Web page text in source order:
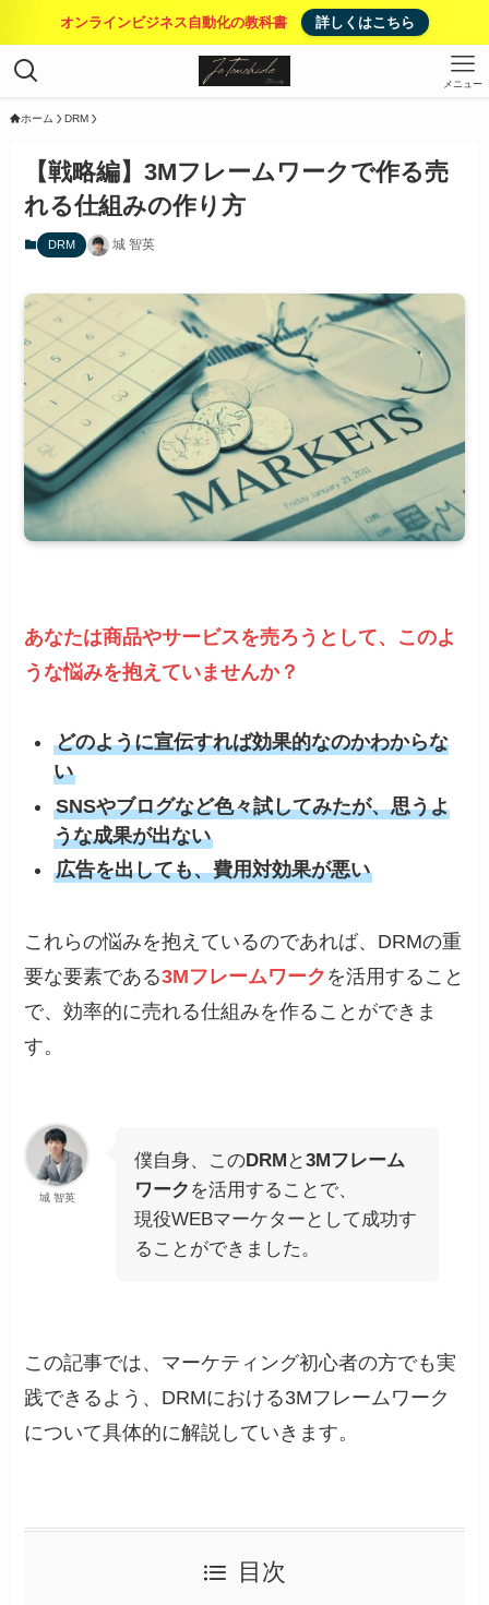
オンラインビジネス自動化の教科書 詳しくはこちら
メニュー
ホーム DRM
【戦略編】3Mフレームワークで作る売
れる仕組みの作り方
DRM 城 智英
あなたは商品やサービスを売ろうとして、このよ
うな悩みを抱えていませんか？
どのように宣伝すれば効果的なのかわからな
い
SNSやブログなど色々試してみたが、思うよ
うな成果が出ない
広告を出しても、費用対効果が悪い
これらの悩みを抱えているのであれば、DRMの重
要な要素である3Mフレームワーク を活用すること
で、効率的に売れる仕組みを作ることができま
す。
城 智英
僕自身、このDRM と3Mフレーム
ワーク を活用することで、
現役WEBマーケターとして成功す
ることができました。
この記事では、マーケティング初心者の方でも実
践できるよう、DRMにおける3Mフレームワーク
について具体的に解説していきます。
目次